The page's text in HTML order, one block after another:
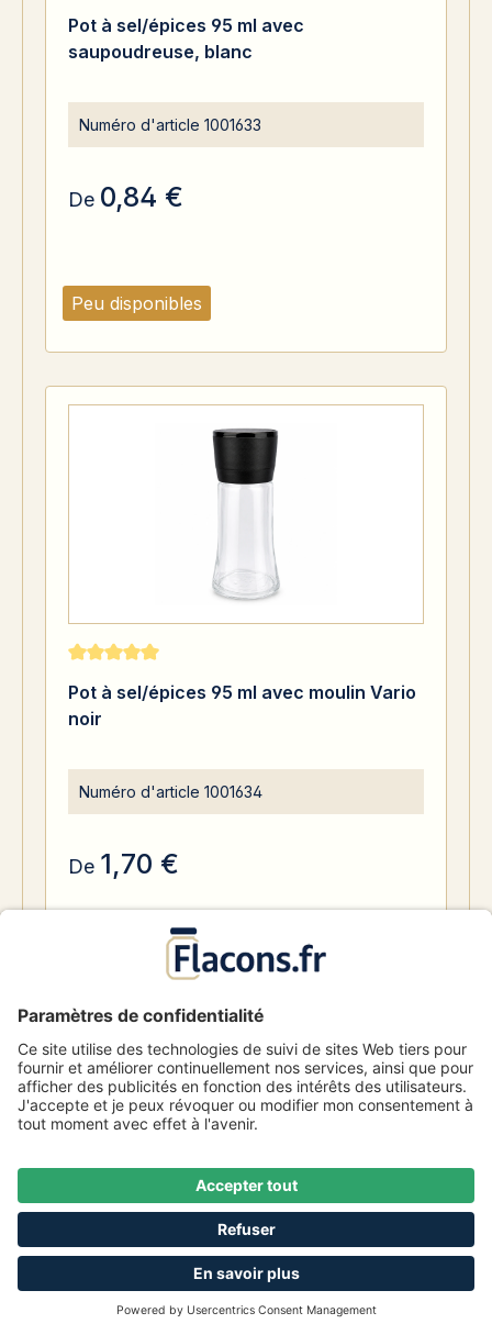
Peu disponibles
Note moyenne de 5 sur 5 étoiles
Pot à sel/épices 95 ml avec
saupoudreuse, blanc
Numéro d'article 1001633
De 0,84 €
701 Disponible
Note moyenne de 5 sur 5 étoiles
Pot à sel/épices 95 ml avec moulin Vario
noir
Numéro d'article 1001634
De 1,70 €